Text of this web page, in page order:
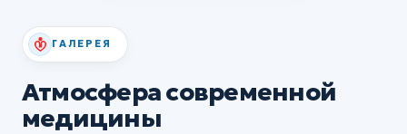
ГАЛЕРЕЯ
Атмосфера современной
медицины